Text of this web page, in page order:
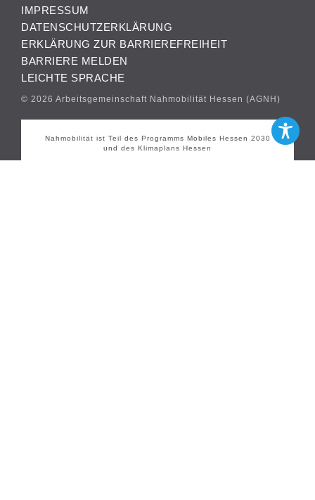
IMPRESSUM
DATENSCHUTZERKLÄRUNG
ERKLÄRUNG ZUR BARRIEREFREIHEIT
BARRIERE MELDEN
LEICHTE SPRACHE
© 2026 Arbeitsgemeinschaft Nahmobilität Hessen (AGNH)
Nahmobilität ist Teil des Programms Mobiles Hessen 2030
und des Klimaplans Hessen